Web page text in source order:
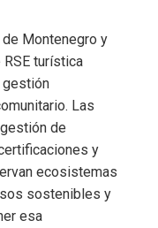
Montenegro y
turística
gestión
Las
de
y
ecosistemas
sostenibles y
esa